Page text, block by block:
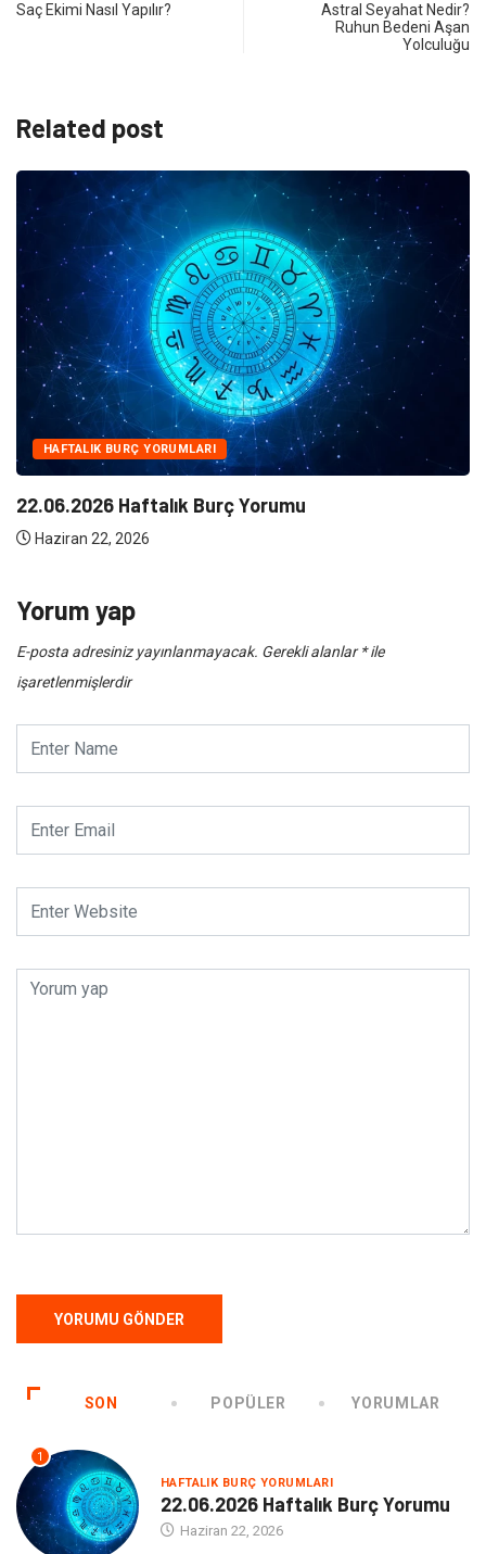
Saç Ekimi Nasıl Yapılır?
Astral Seyahat Nedir?
Ruhun Bedeni Aşan
Yolculuğu
Related post
NE
Klima Bakımının Önemi Nedir ?
Haziran 10, 2026
Yorum yap
E-posta adresiniz yayınlanmayacak. Gerekli alanlar*ile
işaretlenmişlerdir
SON POPÜLER YORUMLAR
1
HAFTALIK BURÇ YORUMLARI
22.06.2026 Haftalık Burç Yorumu
Haziran 22, 2026